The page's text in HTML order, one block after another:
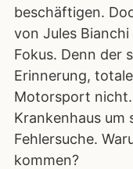
beschäftigen.
von Jules
Fokus. Denn der
Erinnerung,
Motorsport nicht.
Krankenhaus um
Fehlersuche.
kommen?